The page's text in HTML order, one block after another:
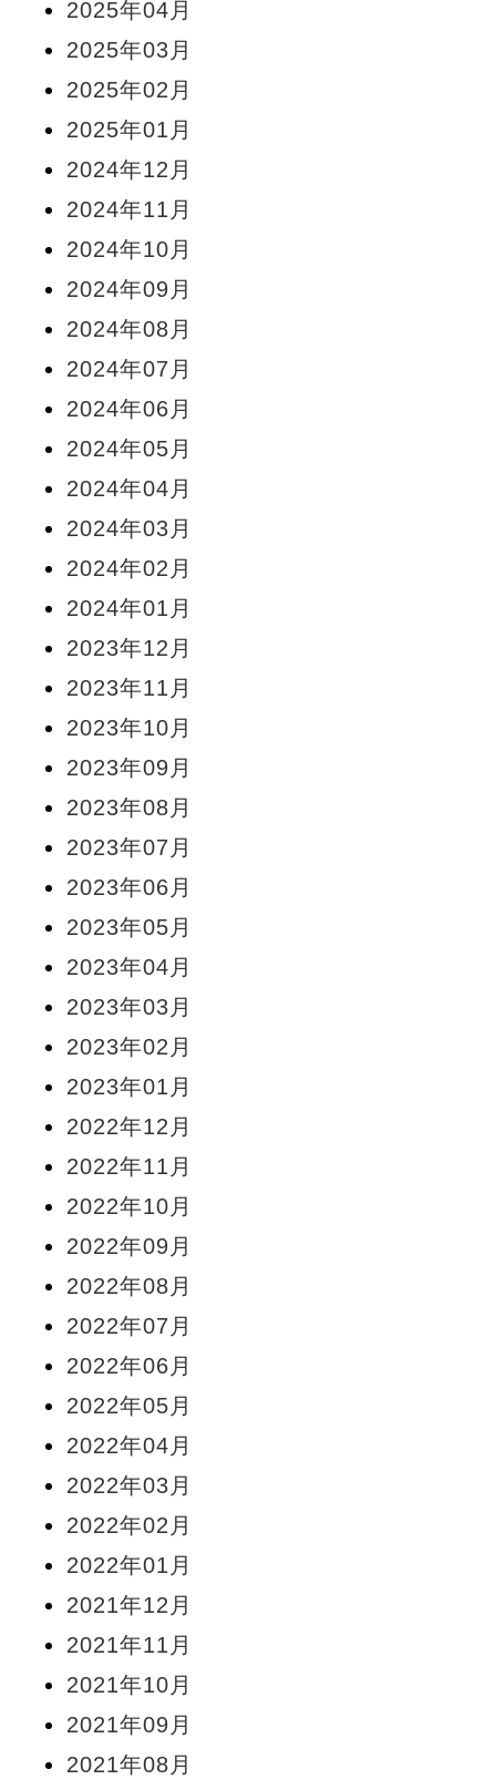
2025年04月
2025年03月
2025年02月
2025年01月
2024年12月
2024年11月
2024年10月
2024年09月
2024年08月
2024年07月
2024年06月
2024年05月
2024年04月
2024年03月
2024年02月
2024年01月
2023年12月
2023年11月
2023年10月
2023年09月
2023年08月
2023年07月
2023年06月
2023年05月
2023年04月
2023年03月
2023年02月
2023年01月
2022年12月
2022年11月
2022年10月
2022年09月
2022年08月
2022年07月
2022年06月
2022年05月
2022年04月
2022年03月
2022年02月
2022年01月
2021年12月
2021年11月
2021年10月
2021年09月
2021年08月